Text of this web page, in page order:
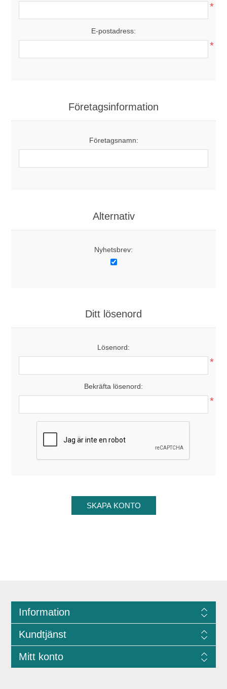
*
E-postadress:
*
Företagsinformation
Företagsnamn:
Alternativ
Nyhetsbrev:
Ditt lösenord
Lösenord:
*
Bekräfta lösenord:
*
Information
Kundtjänst
Mitt konto